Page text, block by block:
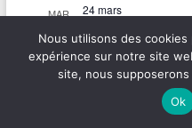
MAR 24 mars
EMI : faire face
de
Média Normandie19
Nous utilisons des
expérience sur notre site
site, nous
Ok